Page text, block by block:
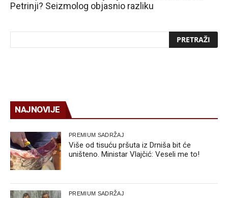
Petrinji? Seizmolog objasnio razliku
NAJNOVIJE
PREMIUM SADRŽAJ
Više od tisuću pršuta iz Drniša bit će
uništeno. Ministar Vlajčić: Veseli me to!
PREMIUM SADRŽAJ